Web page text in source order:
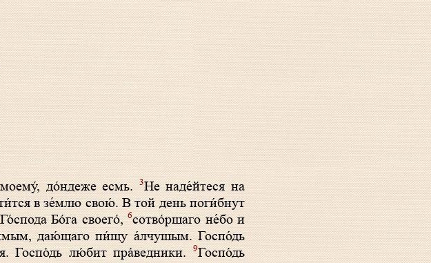
до́ндеже есмь.3Не наде́йтеся на
в зе́млю свою́. В той день поги́бнут
Бо́га своего́, 6сотво́ршаго не́бо и
даю́щаго пи́щу а́лчушым. Госпо́дь
Госпо́дь лю́бит пра́ведники.9Госпо́дь